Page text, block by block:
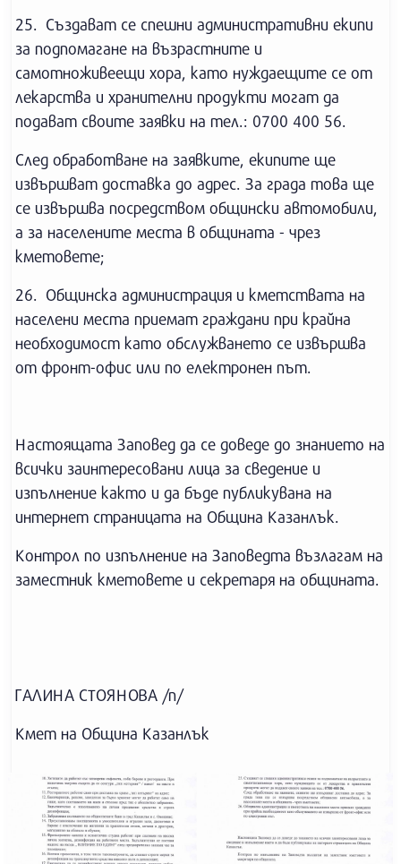
25. Създават се спешни административни екипи
за подпомагане на възрастните и
самотноживеещи хора, като нуждаещите се от
лекарства и хранителни продукти могат да
подават своите заявки на тел.: 0700 400 56.
След обработване на заявките, екипите ще
извършват доставка до адрес. За града това ще
се извършва посредством общински автомобили,
а за населените места в общината - чрез
кметовете;
26. Общинска администрация и кметствата на
населени места приемат граждани при крайна
необходимост като обслужването се извършва
от фронт-офис или по електронен път.
Настоящата Заповед да се доведе до знанието на
всички заинтересовани лица за сведение и
изпълнение както и да бъде публикувана на
интернет страницата на Община Казанлък.
Контрол по изпълнение на Заповедта възлагам на
заместник кметовете и секретаря на общината.
ГАЛИНА СТОЯНОВА /п/
Кмет на Община Казанлък